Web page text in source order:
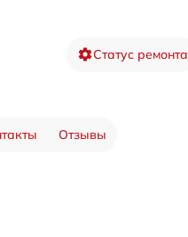
Статус ремонта
Отзывы